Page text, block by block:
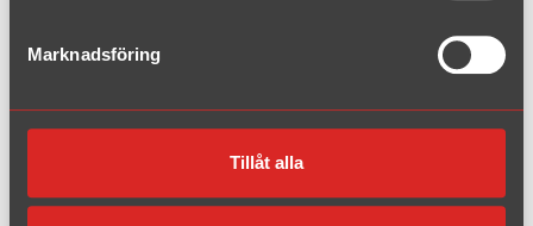
Marknadsföring
Tillåt alla
BMW
Ford